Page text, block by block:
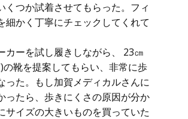
くつか試着させてもらった。フィ
細かく丁寧にチェックしてくれて
カーを試し履きしながら、 23㎝
の靴を提案してもらい、非常に歩
った。もし加賀メディカルさんに
ったら、歩きにくさの原因が分か
サイズの大きいものを買っていた